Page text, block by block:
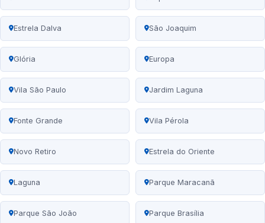
Estrela Dalva São Joaquim
Glória Europa
Vila São Paulo Jardim Laguna
Fonte Grande Vila Pérola
Novo Retiro Estrela do Oriente
Laguna Parque Maracanã
Parque São João Parque Brasília